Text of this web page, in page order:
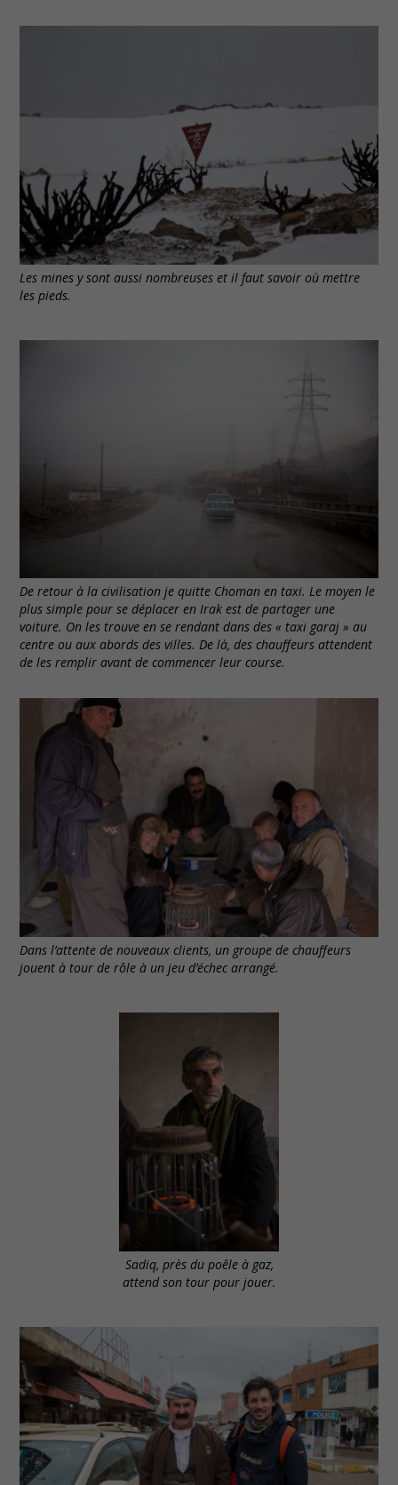
Les mines y sont aussi nombreuses et il faut savoir où mettre
les pieds.
De retour à la civilisation je quitte Choman en taxi. Le moyen le
plus simple pour se déplacer en Irak est de partager une
voiture. On les trouve en se rendant dans des « taxi garaj » au
centre ou aux abords des villes. De là, des chauffeurs attendent
de les remplir avant de commencer leur course.
Dans l’attente de nouveaux clients, un groupe de chauffeurs
jouent à tour de rôle à un jeu d’échec arrangé.
Sadiq, près du poêle à gaz,
attend son tour pour jouer.